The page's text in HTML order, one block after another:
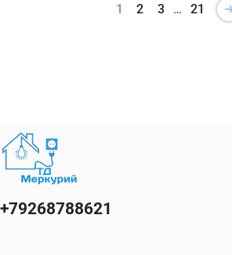
1 2 3 … 21
+79268788621